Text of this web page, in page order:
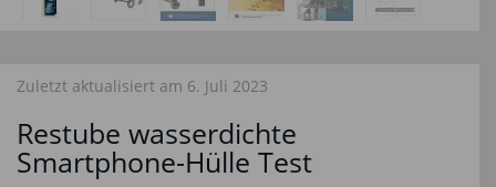
Zuletzt aktualisiert am 6. Juli 2023
Restube wasserdichte
Smartphone-Hülle Test